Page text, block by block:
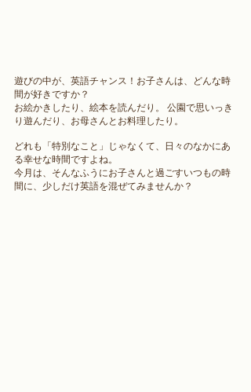
遊びの中が、英語チャンス！ お子さんは、どんな時
間が好きですか？
お絵かきしたり、絵本を読んだり。 公園で思いっき
り遊んだり、お母さんとお料理したり。
どれも「特別なこと」じゃなくて、日々のなかにあ
る幸せな時間ですよね。
今月は、そんなふうにお子さんと過ごすいつもの時
間に、少しだけ英語を混ぜてみませんか？